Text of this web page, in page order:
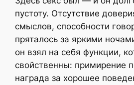
пустоту. Отсутствие
смыслов, способности
пряталось за яркими
он взял на себя функции,
свойственны: примирение
награда за хорошее